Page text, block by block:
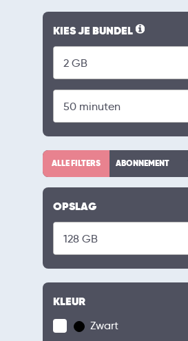
KIES JE BUNDEL
ALLE FILTERS ABONNEMENT
OPSLAG
KLEUR
Zwart